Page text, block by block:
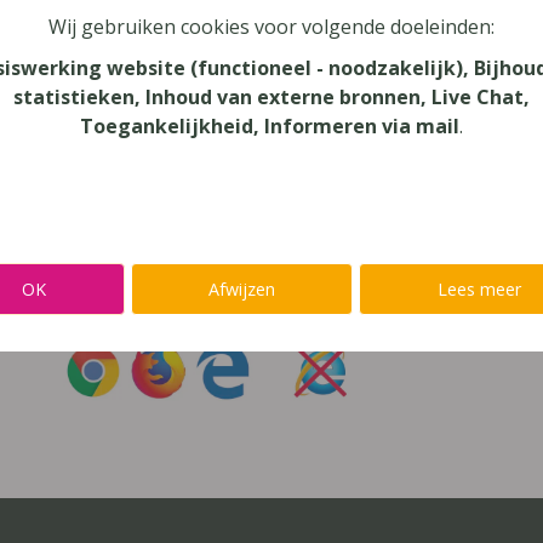
vergeten?
niet inloggen met een@lees.op-account
meteen naarAlinea,IntoWords,K3000,SprintPlus,
Wij gebruiken cookies voor volgende doeleinden:
website (functioneel - noodzakelijk),
statistieken, Inhoud van externe bronnen, Live Chat,
Toegankelijkheid, Informeren via mail.
OK Afwijzen Lees meer